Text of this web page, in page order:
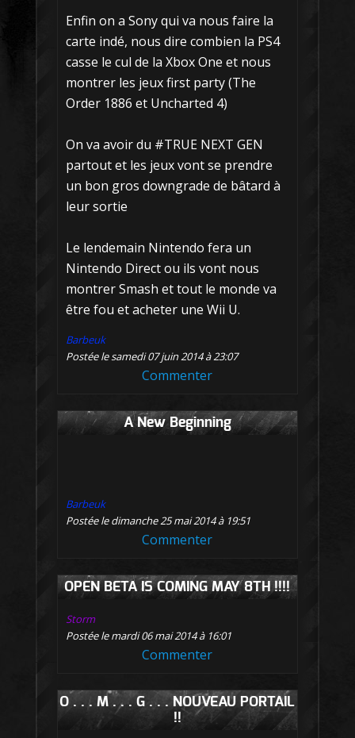
Enfin on a Sony qui va nous faire la
carte indé, nous dire combien la PS4
casse le cul de la Xbox One et nous
montrer les jeux first party (The
Order 1886 et Uncharted 4)
On va avoir du #TRUE NEXT GEN
partout et les jeux vont se prendre
un bon gros downgrade de bâtard à
leur sortie
Le lendemain Nintendo fera un
Nintendo Direct ou ils vont nous
montrer Smash et tout le monde va
être fou et acheter une Wii U.
Barbeuk
Postée le samedi 07 juin 2014 à 23:07
Commenter
A New Beginning
Barbeuk
Postée le dimanche 25 mai 2014 à 19:51
Commenter
OPEN BETA IS COMING MAY 8TH !!!!
Storm
Postée le mardi 06 mai 2014 à 16:01
Commenter
O . . . M . . . G . . . NOUVEAU PORTAIL
!!